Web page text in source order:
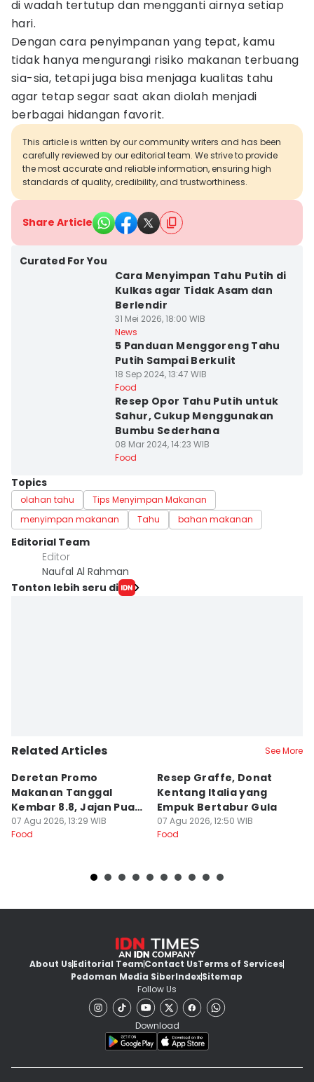
di wadah tertutup dan mengganti airnya setiap
hari.
Dengan cara penyimpanan yang tepat, kamu
tidak hanya mengurangi risiko makanan terbuang
sia-sia, tetapi juga bisa menjaga kualitas tahu
agar tetap segar saat akan diolah menjadi
berbagai hidangan favorit.
This article is written by our community writers and has been
carefully reviewed by our editorial team. We strive to provide
the most accurate and reliable information, ensuring high
standards of quality, credibility, and trustworthiness.
Share Article
Curated For You
Cara Menyimpan Tahu Putih di
Kulkas agar Tidak Asam dan
Berlendir
31 Mei 2026, 18:00 WIB
News
5 Panduan Menggoreng Tahu
Putih Sampai Berkulit
18 Sep 2024, 13:47 WIB
Food
Resep Opor Tahu Putih untuk
Sahur, Cukup Menggunakan
Bumbu Sederhana
08 Mar 2024, 14:23 WIB
Food
Topics
olahan tahu
Tips Menyimpan Makanan
menyimpan makanan
Tahu bahan makanan
Editorial Team
Editor
Naufal Al Rahman
Tonton lebih seru di
Related Articles See More
Deretan Promo
Makanan Tanggal
Kembar 8.8, Jajan Puas
dan Cuan!
07 Agu 2026, 13:29 WIB
Food
Resep Graffe, Donat
Kentang Italia yang
Empuk Bertabur Gula
07 Agu 2026, 12:50 WIB
Food
About UsEditorial TeamContact UsTerms of Services
Pedoman Media SiberIndexSitemap
Follow Us
Download